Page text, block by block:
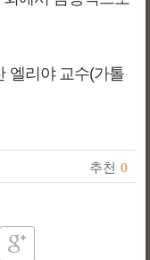
엘리야 교수(가톨
추천 0